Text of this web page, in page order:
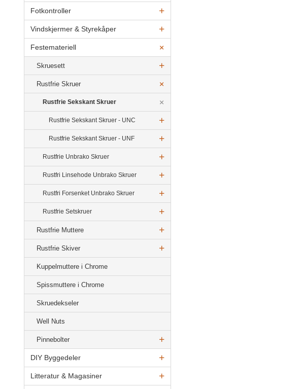
Fotkontroller
Vindskjermer & Styrekåper
Festemateriell
Skruesett
Rustfrie Skruer
Rustfrie Sekskant Skruer
Rustfrie Sekskant Skruer - UNC
Rustfrie Sekskant Skruer - UNF
Rustfrie Unbrako Skruer
Rustfri Linsehode Unbrako Skruer
Rustfri Forsenket Unbrako Skruer
Rustfrie Setskruer
Rustfrie Muttere
Rustfrie Skiver
Kuppelmuttere i Chrome
Spissmuttere i Chrome
Skruedekseler
Well Nuts
Pinnebolter
DIY Byggedeler
Litteratur & Magasiner